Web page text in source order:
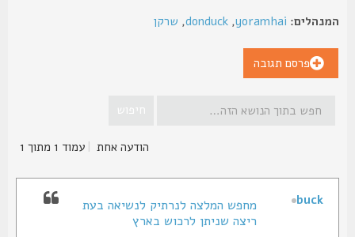
yoramhai
,
donduck
,שרקן
פרסם תגובה
הודעה אחת |עמוד1מתוך1
מחפש המלצה לנרתיק לנשיאה בעת
ריצה שניתן לרכוש בארץ
buck